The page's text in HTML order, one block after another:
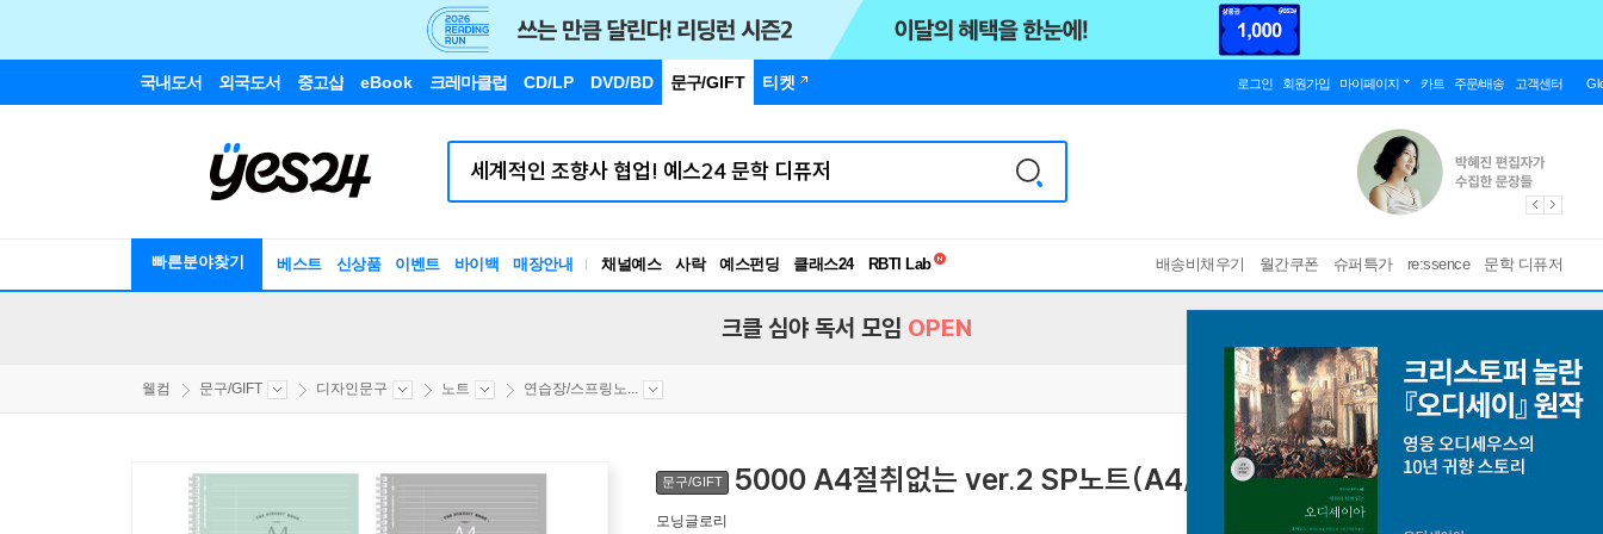
국내도서 외국도서 중고샵 eBook 크레마클럽 CD/LP DVD/BD 문구/GIFT 티켓 로그인 회원가입 마이페이지 카트 주문/배송 고객센터
빠른분야찾기 베스트 신상품 이벤트 바이백 매장안내 채널예스 사락 예스펀딩 클래스24
RBTI Lab
독서유형검사
배송비채우기 월간쿠폰 슈퍼특가 re:ssence 문학 디퓨저
크클 심야 독서 모임 OPEN
웰컴 문구/GIFT 디자인문구 노트 연습장/스프링노...
문구/GIFT 5000 A4절취없는 ver.2 SP노트(A4/좌철/항균)
모닝글로리